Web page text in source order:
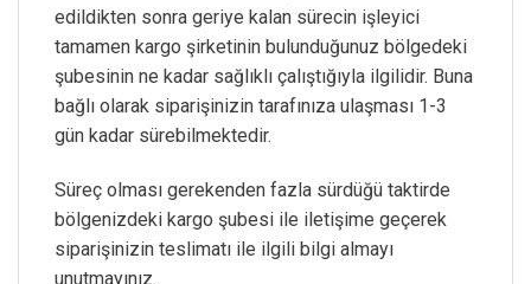
edildikten sonra geriye kalan sürecin işleyici
tamamen kargo şirketinin bulunduğunuz bölgedeki
şubesinin ne kadar sağlıklı çalıştığıyla ilgilidir. Buna
bağlı olarak siparişinizin tarafınıza ulaşması 1-3
gün kadar sürebilmektedir.
Süreç olması gerekenden fazla sürdüğü taktirde
bölgenizdeki kargo şubesi ile iletişime geçerek
siparişinizin teslimatı ile ilgili bilgi almayı
unutmayınız.